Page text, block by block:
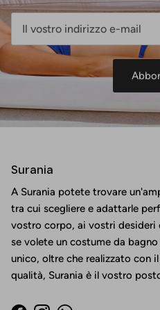
Surania
A Surania potete trovare
tra cui scegliere e adattarle
vostro corpo, ai vostri
se volete un costume da
unico, oltre che realizzato con
qualità, Surania è il vostro